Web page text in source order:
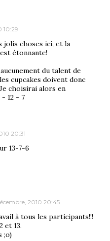
10:29
jolis choses ici, et la
étonnante!
du talent de
cupcakes doivent donc
choisirai alors en
12 - 7
20:31
13-7-6
2010 20:45
à tous les participants!!!
et 13.
;o)